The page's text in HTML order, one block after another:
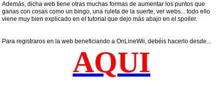
Además, dicha web tiene otras muchas formas de aumentar los puntos que
ganas con cosas como un bingo, una ruleta de la suerte, ver webs... todo ello
viene muy bien explicado en el tutorial que dejo más abajo en el spoiler.
Para registraros en la web beneficiando a OnLineWii, debéis hacerlo desde...
AQUI